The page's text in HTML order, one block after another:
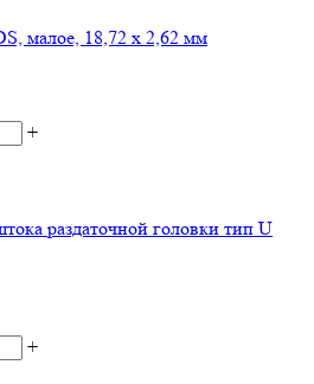
малое, 18,72 х 2,62 мм
+
раздаточной головки тип U
+